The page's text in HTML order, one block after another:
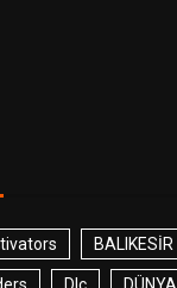
BALIKESİR
Dlc DÜNYA